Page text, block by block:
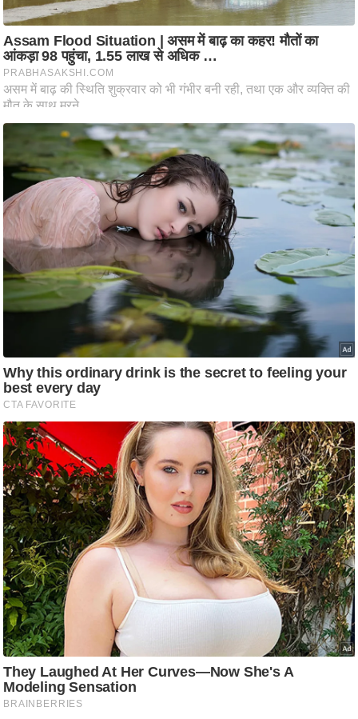
आ
र
.
आ
ई
.
चा
य
प
र
स
मी
क्षा
ध
ति
ष
प्र
भु
म
हि
मा
/
ध
र्म
स्थ
ल
व्र
त
त्यो
हा
र